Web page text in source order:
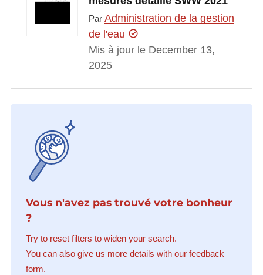
Par Administration de la gestion
de l'eau
Mis à jour le December 13,
2025
Vous n'avez pas trouvé votre bonheur
?
Try to reset filters to widen your search.
You can also give us more details with our feedback
form.